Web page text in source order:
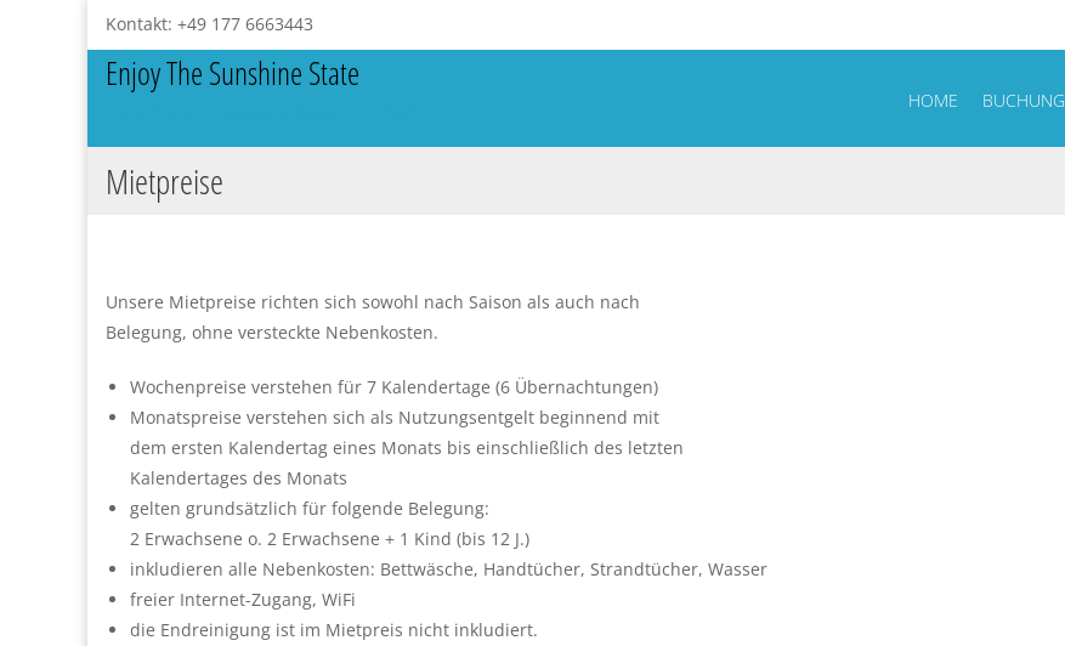
Kontakt: +49 177 6663443
Enjoy The Sunshine State
HOME BUCHUNG
Mietpreise
Unsere Mietpreise richten sich sowohl nach Saison als auch nach
Belegung, ohne versteckte Nebenkosten.
Wochenpreise verstehen für 7 Kalendertage (6 Übernachtungen)
Monatspreise verstehen sich als Nutzungsentgelt beginnend mit
dem ersten Kalendertag eines Monats bis einschließlich des letzten
Kalendertages des Monats
gelten grundsätzlich für folgende Belegung:
2 Erwachsene o. 2 Erwachsene + 1 Kind (bis 12 J.)
inkludieren alle Nebenkosten: Bettwäsche, Handtücher, Strandtücher, Wasser
freier Internet-Zugang, WiFi
die Endreinigung ist im Mietpreis nicht inkludiert.